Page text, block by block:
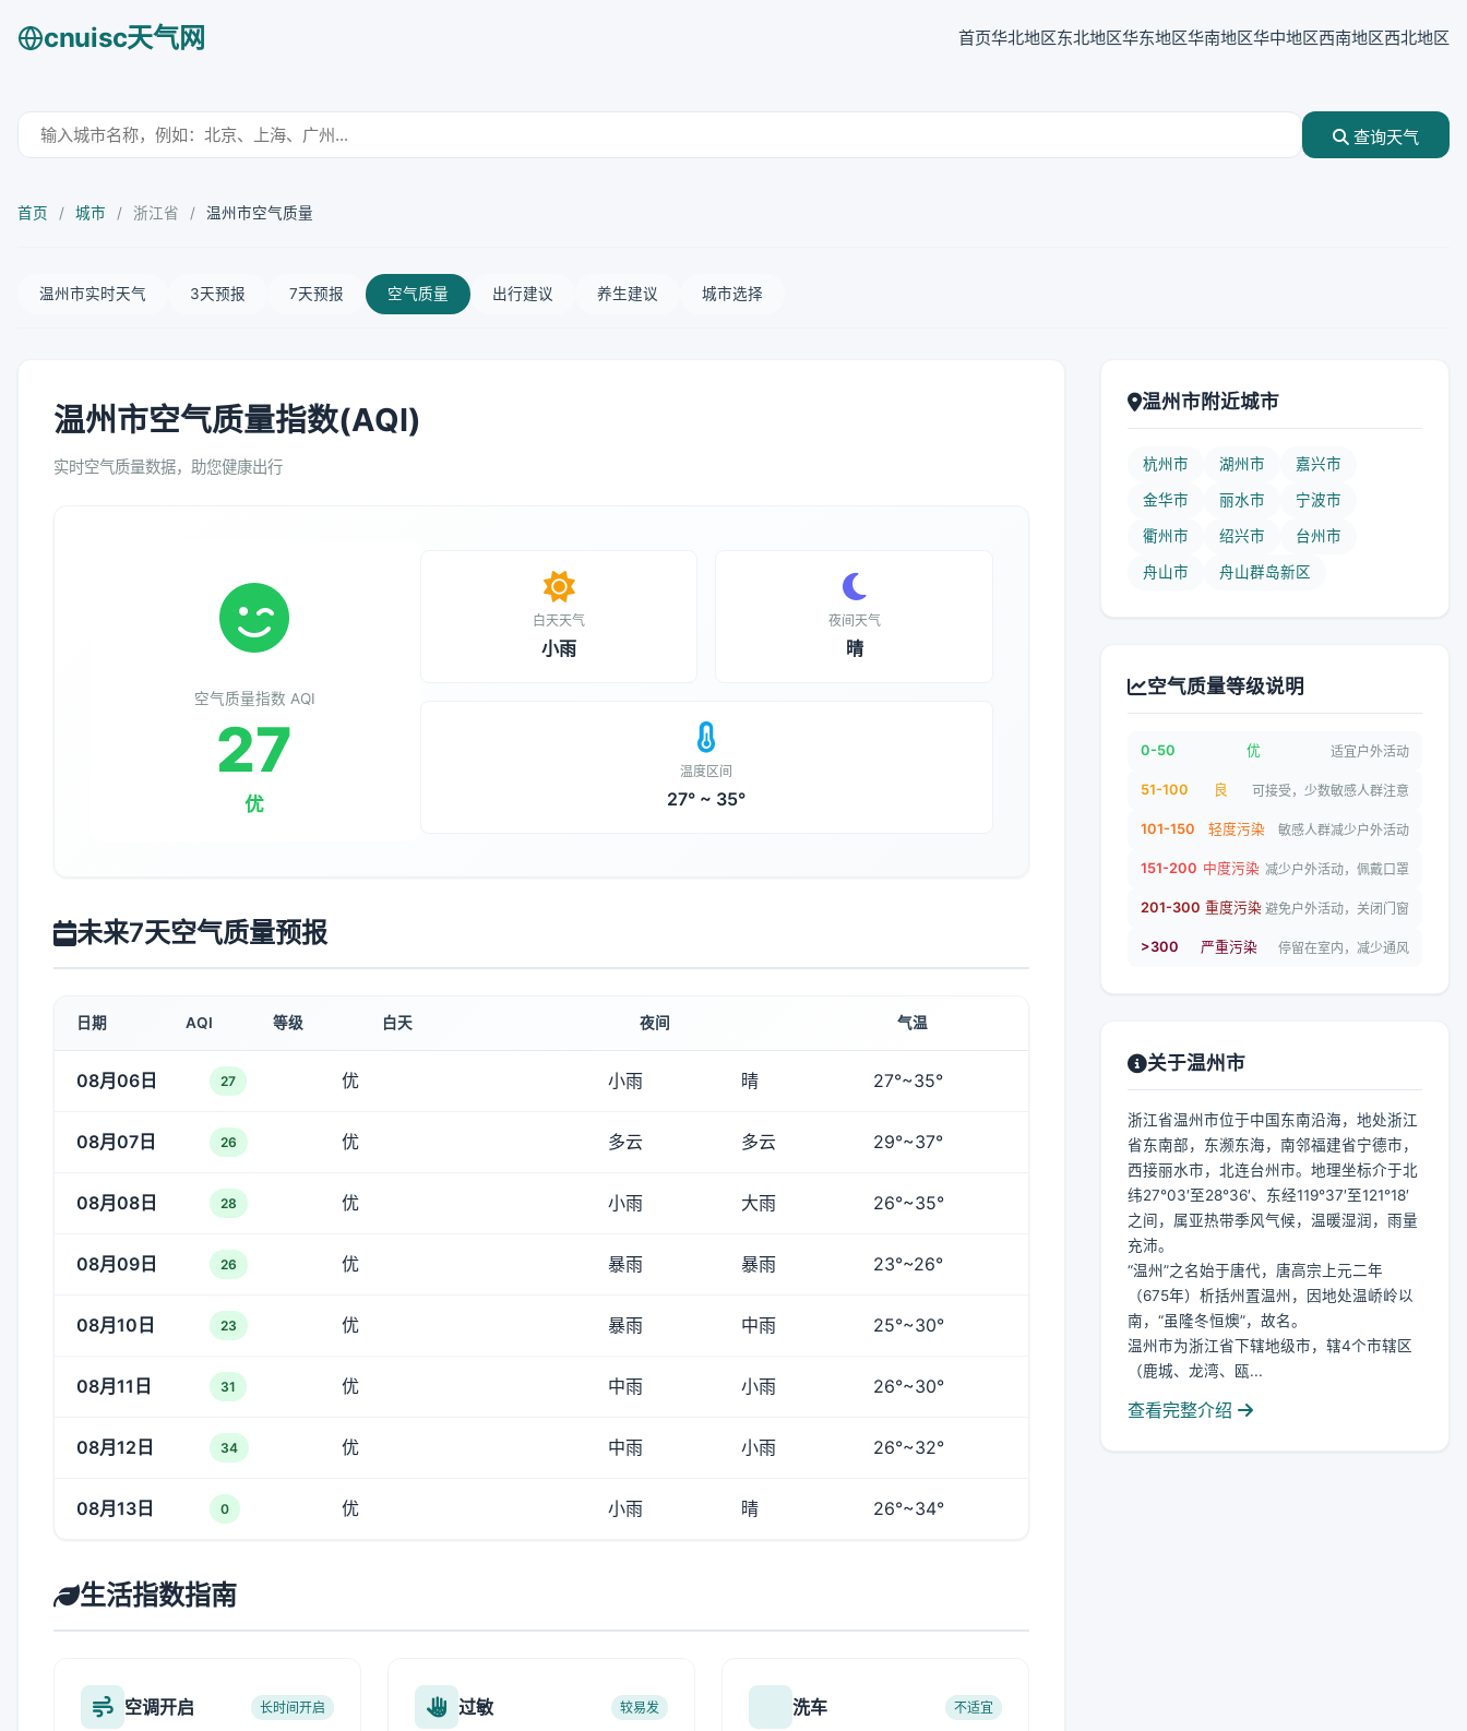
cnuisc天气网 首页华北地区东北地区华东地区华南地区华中地区西南地区西北地区
查询天气
首页 / 城市 / 浙江省 / 温州市空气质量
温州市实时天气 3天预报 7天预报 空气质量 出行建议 养生建议 城市选择
温州市空气质量指数(AQI)
实时空气质量数据，助您健康出行
空气质量指数 AQI
27
优
白天天气
小雨
夜间天气
晴
温度区间
27° ~ 35°
未来7天空气质量预报
日期 AQI 等级 白天 夜间 气温
08月06日 27 优 小雨 晴 27°~35°
08月07日 26 优 多云 多云 29°~37°
08月08日 28 优 小雨 大雨 26°~35°
08月09日 26 优 暴雨 暴雨 23°~26°
08月10日 23 优 暴雨 中雨 25°~30°
08月11日 31 优 中雨 小雨 26°~30°
08月12日 34 优 中雨 小雨 26°~32°
08月13日 0 优 小雨 晴 26°~34°
生活指数指南
空调开启 长时间开启 过敏 较易发 洗车 不适宜
温州市附近城市
杭州市 湖州市 嘉兴市
金华市 丽水市 宁波市
衢州市 绍兴市 台州市
舟山市 舟山群岛新区
空气质量等级说明
0-50 优 适宜户外活动
51-100 良 可接受，少数敏感人群注意
101-150 轻度污染 敏感人群减少户外活动
151-200 中度污染 减少户外活动，佩戴口罩
201-300 重度污染 避免户外活动，关闭门窗
>300 严重污染 停留在室内，减少通风
关于温州市
浙江省温州市位于中国东南沿海，地处浙江
省东南部，东濒东海，南邻福建省宁德市，
西接丽水市，北连台州市。地理坐标介于北
纬27°03′至28°36′、东经119°37′至121°18′
之间，属亚热带季风气候，温暖湿润，雨量
充沛。
“温州”之名始于唐代，唐高宗上元二年
（675年）析括州置温州，因地处温峤岭以
南，“虽隆冬恒燠”，故名。
温州市为浙江省下辖地级市，辖4个市辖区
（鹿城、龙湾、瓯...
查看完整介绍